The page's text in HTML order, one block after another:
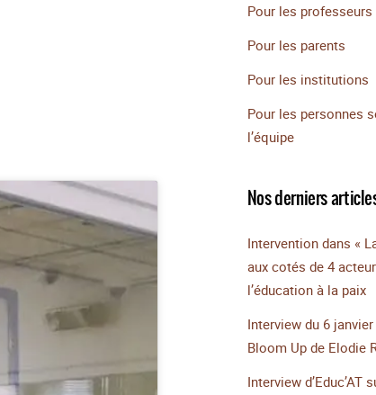
Pour les
Pour les parents
Pour les institutions
Pour les personnes
l’équipe
Nos derniers
Intervention dans «
aux cotés de 4
l’éducation à la paix
Interview du 6
Bloom Up de Elodie
Interview d’Educ’AT